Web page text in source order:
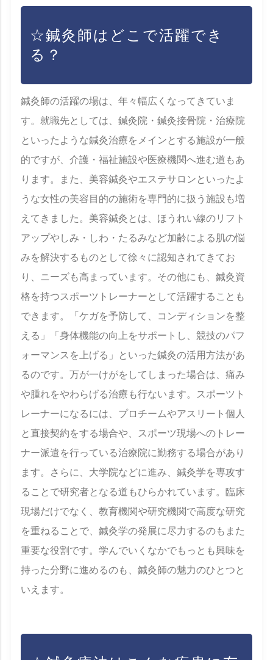
☆鍼灸師はどこで活躍でき
る？
鍼灸師の活躍の場は、年々幅広くなってきていま
す。就職先としては、鍼灸院・鍼灸接骨院・治療院
といったような鍼灸治療をメインとする施設が一般
的ですが、介護・福祉施設や医療機関へ進む道もあ
ります。また、美容鍼灸やエステサロンといったよ
うな女性の美容目的の施術を専門的に扱う施設も増
えてきました。美容鍼灸とは、ほうれい線のリフト
アップやしみ・しわ・たるみなど加齢による肌の悩
みを解決するものとして徐々に認知されてきてお
り、ニーズも高まっています。その他にも、鍼灸資
格を持つスポーツトレーナーとして活躍することも
できます。「ケガを予防して、コンディションを整
える」「身体機能の向上をサポートし、競技のパフ
ォーマンスを上げる」といった鍼灸の活用方法があ
るのです。万が一けがをしてしまった場合は、痛み
や腫れをやわらげる治療も行ないます。スポーツト
レーナーになるには、プロチームやアスリート個人
と直接契約をする場合や、スポーツ現場へのトレー
ナー派遣を行っている治療院に勤務する場合があり
ます。さらに、大学院などに進み、鍼灸学を専攻す
ることで研究者となる道もひらかれています。臨床
現場だけでなく、教育機関や研究機関で高度な研究
を重ねることで、鍼灸学の発展に尽力するのもまた
重要な役割です。学んでいくなかでもっとも興味を
持った分野に進めるのも、鍼灸師の魅力のひとつと
いえます。